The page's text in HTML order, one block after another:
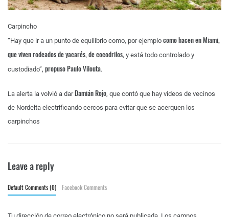
Carpincho
“Hay que ir a un punto de equilibrio como, por ejemplo como hacen en Miami,
que viven rodeados de yacarés, de cocodrilos, y está todo controlado y
custodiado”, propuso Paulo Vilouta.
La alerta la volvió a darDamián Rojo, que contó que hay videos de vecinos
de Nordelta electrificando cercos para evitar que se acerquen los
carpinchos
Leave a reply
Default Comments (0) Facebook Comments